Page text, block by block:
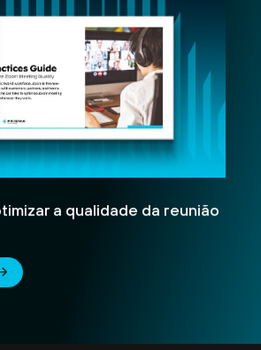
a qualidade da reunião